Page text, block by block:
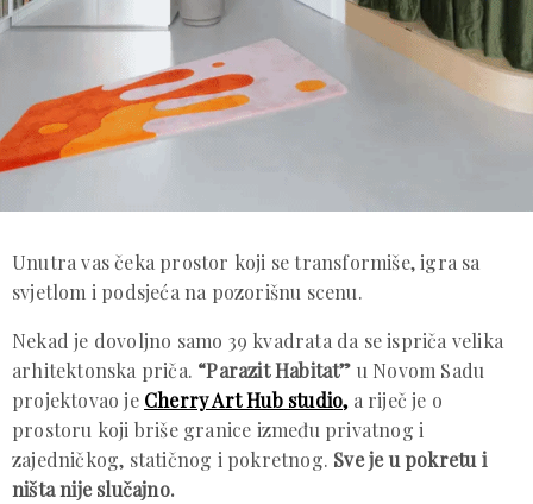
Unutra vas čeka prostor koji se transformiše, igra sa
svjetlom i podsjeća na pozorišnu scenu.
Nekad je dovoljno samo 39 kvadrata da se ispriča velika
arhitektonska priča. “Parazit Habitat” u Novom Sadu
projektovao je Cherry Art Hub studio,a riječ je o
prostoru koji briše granice između privatnog i
zajedničkog, statičnog i pokretnog. Sve je u pokretu i
ništa nije slučajno.